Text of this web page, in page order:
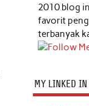
2010 blog
favorit
terbanyak
MY LINKED